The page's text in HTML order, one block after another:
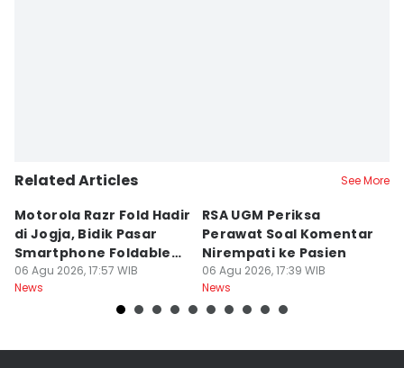
Related Articles See More
Motorola Razr Fold Hadir
di Jogja, Bidik Pasar
Smartphone Foldable
Premium
06 Agu 2026, 17:57 WIB
News
RSA UGM Periksa
Perawat Soal Komentar
Nirempati ke Pasien
06 Agu 2026, 17:39 WIB
News